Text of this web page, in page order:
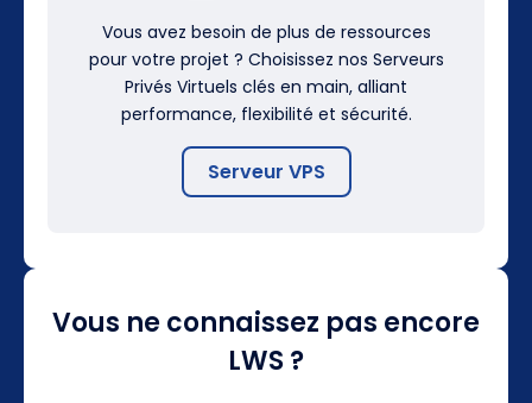
Vous avez besoin de plus de ressources
pour votre projet ? Choisissez nos Serveurs
Privés Virtuels clés en main, alliant
performance, flexibilité et sécurité.
Serveur VPS
Vous ne connaissez pas encore
LWS ?